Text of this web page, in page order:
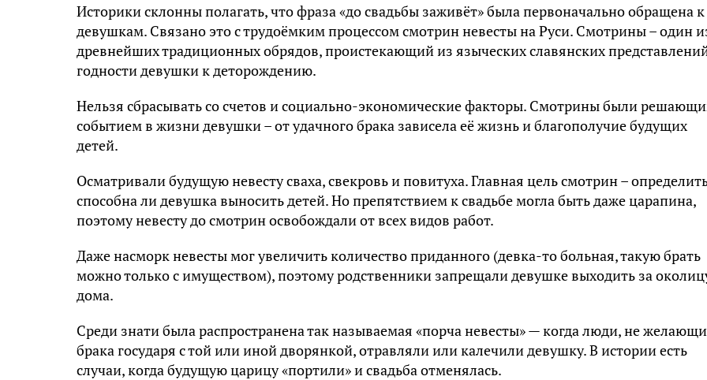
Историки склонны полагать, что фраза «до свадьбы заживёт» была первоначально обращена к
девушкам. Связано это с трудоёмким процессом смотрин невесты на Руси. Смотрины – один
древнейших традиционных обрядов, проистекающий из языческих славянских
годности девушки к деторождению.
Нельзя сбрасывать со счетов и социально-экономические факторы. Смотрины были
событием в жизни девушки – от удачного брака зависела её жизнь и благополучие будущих
детей.
Осматривали будущую невесту сваха, свекровь и повитуха. Главная цель смотрин –
способна ли девушка выносить детей. Но препятствием к свадьбе могла быть даже царапина,
поэтому невесту до смотрин освобождали от всех видов работ.
Даже насморк невесты мог увеличить количество приданного (девка-то больная, такую брать
можно только с имуществом), поэтому родственники запрещали девушке выходить за
дома.
Среди знати была распространена так называемая «порча невесты» — когда люди, не
брака государя с той или иной дворянкой, отравляли или калечили девушку. В истории есть
случаи, когда будущую царицу «портили» и свадьба отменялась.